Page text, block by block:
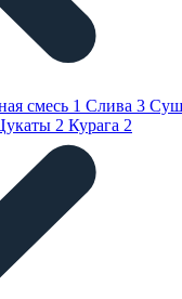
смесь 1 Слива 3
2 Курага 2